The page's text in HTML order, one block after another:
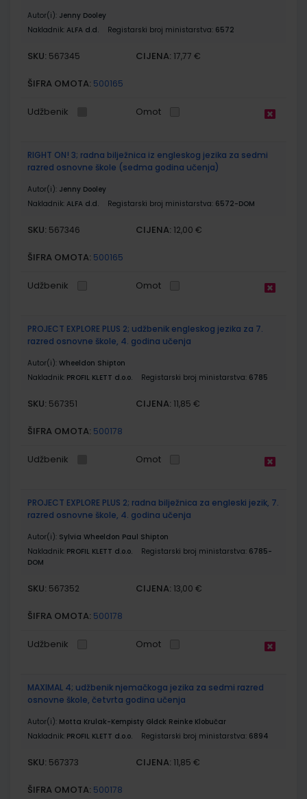
Autor(i): Jenny Dooley
Nakladnik: ALFA d.d. Registarski broj ministarstva: 6572
SKU: 567345 CIJENA: 17,77 €
ŠIFRA OMOTA: 500165
Udžbenik Omot
RIGHT ON! 3; radna bilježnica iz engleskog jezika za sedmi
razred osnovne škole (sedma godina učenja)
Autor(i): Jenny Dooley
Nakladnik: ALFA d.d. Registarski broj ministarstva: 6572-DOM
SKU: 567346 CIJENA: 12,00 €
ŠIFRA OMOTA: 500165
Udžbenik Omot
PROJECT EXPLORE PLUS 2; udžbenik engleskog jezika za 7.
razred osnovne škole, 4. godina učenja
Autor(i): Wheeldon Shipton
Nakladnik: PROFIL KLETT d.o.o. Registarski broj ministarstva: 6785
SKU: 567351 CIJENA: 11,85 €
ŠIFRA OMOTA: 500178
Udžbenik Omot
PROJECT EXPLORE PLUS 2; radna bilježnica za engleski jezik, 7.
razred osnovne škole, 4. godina učenja
Autor(i): Sylvia Wheeldon Paul Shipton
Nakladnik: PROFIL KLETT d.o.o. Registarski broj ministarstva: 6785-
DOM
SKU: 567352 CIJENA: 13,00 €
ŠIFRA OMOTA: 500178
Udžbenik Omot
MAXIMAL 4; udžbenik njemačkoga jezika za sedmi razred
osnovne škole, četvrta godina učenja
Autor(i): Motta Krulak-Kempisty Glđck Reinke Klobučar
Nakladnik: PROFIL KLETT d.o.o. Registarski broj ministarstva: 6894
SKU: 567373 CIJENA: 11,85 €
ŠIFRA OMOTA: 500178